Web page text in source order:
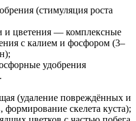
(стимуляция роста
и цветения — комплексные
с калием и фосфором (3–
удобрения
(удаление повреждённых и
скелета куста);